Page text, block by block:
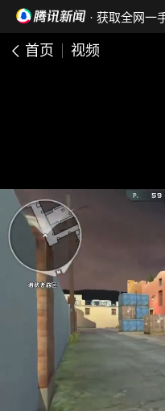
· 获取全网一
首页 视频